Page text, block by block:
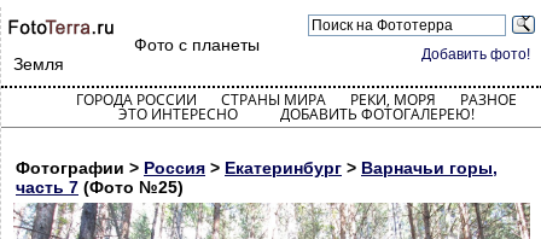
Добавить фото!
Фото с планеты
Земля
ГОРОДА РОССИИ СТРАНЫ МИРА РЕКИ, МОРЯ РАЗНОЕ
ЭТО ИНТЕРЕСНО ДОБАВИТЬ ФОТОГАЛЕРЕЮ!
Фотографии > Россия > Екатеринбург > Варначьи горы,
часть 7 (Фото №25)